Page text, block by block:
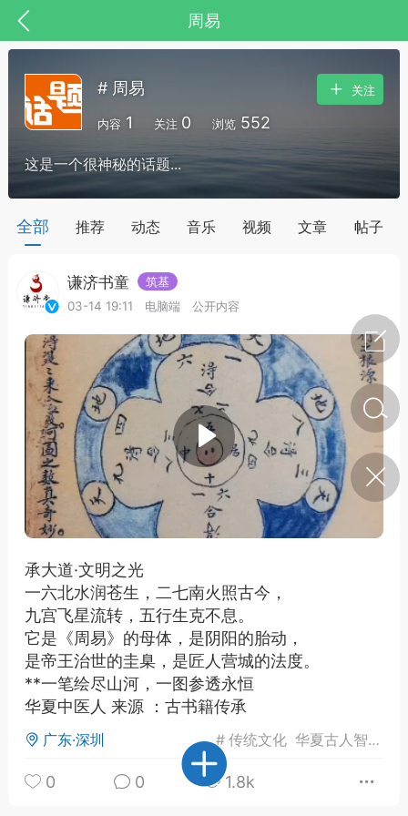
周易
，华夏中医人：家门口的中医人！
节气气象
·特急预警】关
节返乡期间“闪
急提示
0
如何购买【理肺清瘟膏】
【养正护络膏】？
小海（HAi）
卫通：内经视角
养要义
0
女子五七，阳明脉衰：女性
养颜首重阳明胃经
# 周易
内容 1 关注 0 浏览 552
关注
这是一个很神秘的话题...
全部 推荐 动态 音乐 视频 文章 帖子
谦济书童
筑基
03-14 19:11
电脑端 公开内容
承大道·文明之光
一六北水润苍生，二七南火照古今，
九宫飞星流转，五行生克不息。
它是《周易》的母体，是阴阳的胎动，
是帝王治世的圭臬，是匠人营城的法度。
**一笔绘尽山河，一图参透永恒
华夏中医人 来源 ：古书籍传承
广东·深圳 #传统文化 华夏古人智慧
0 0 1.8k